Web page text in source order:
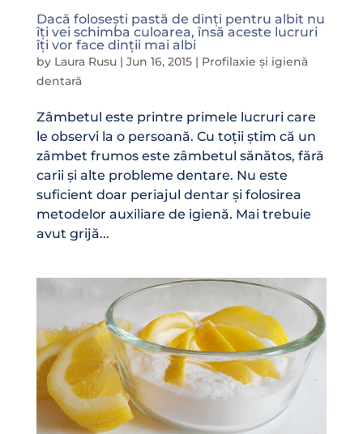
Dacă folosești pastă de dinți pentru albit nu
îți vei schimba culoarea, însă aceste lucruri
îți vor face dinții mai albi
by Laura Rusu| Jun 16, 2015| Profilaxie și igienă
dentară
Zâmbetul este printre primele lucruri care
le observi la o persoană. Cu toții știm că un
zâmbet frumos este zâmbetul sănătos, fără
carii și alte probleme dentare. Nu este
suficient doar periajul dentar și folosirea
metodelor auxiliare de igienă. Mai trebuie
avut grijă...